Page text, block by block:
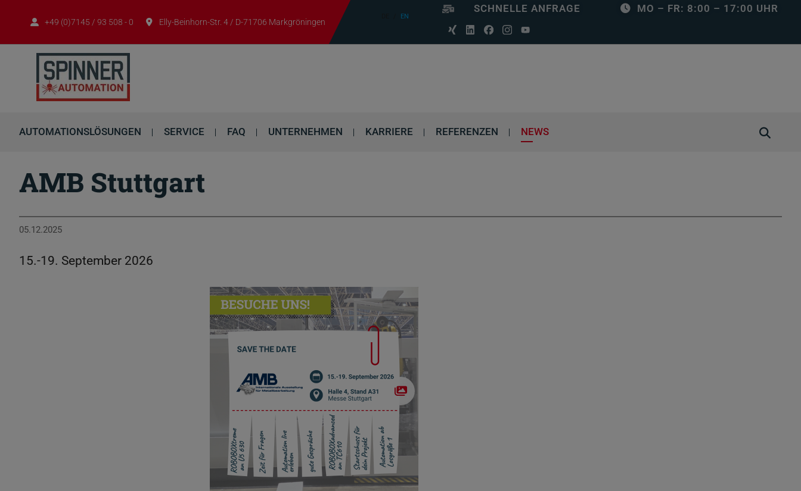
+49 (0)7145 / 93 508 - 0 Elly-Beinhorn-Str. 4 / D-71706 Markgröningen
EN
SCHNELLE ANFRAGE MO – FR: 8:00 – 17:00 UHR
AUTOMATIONSLÖSUNGEN SERVICE FAQ UNTERNEHMEN KARRIERE REFERENZEN NEWS
ö
AMB Stuttgart
05.12.2025
15.-19. September 2026